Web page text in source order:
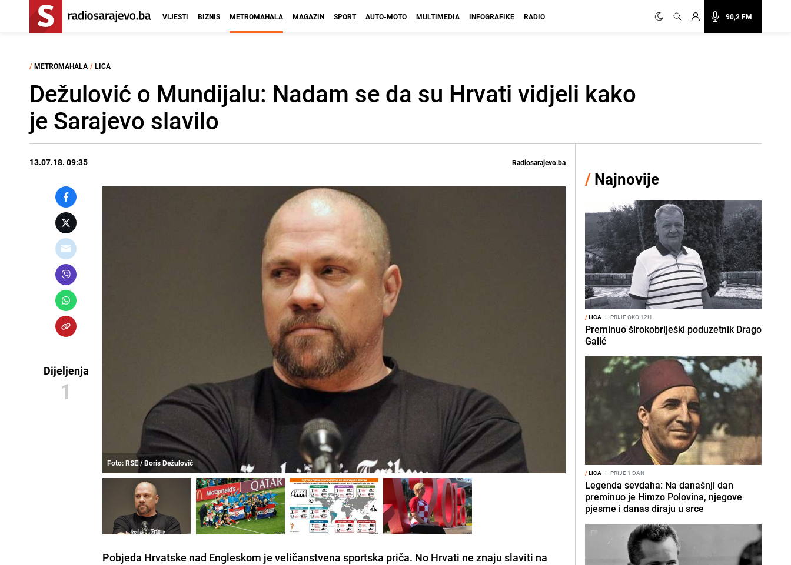
90,2 FM
VIJESTI BIZNIS METROMAHALA MAGAZIN SPORT AUTO-MOTO MULTIMEDIA INFOGRAFIKE RADIO
/ METROMAHALA / LICA
Dežulović o Mundijalu: Nadam se da su Hrvati vidjeli kako
je Sarajevo slavilo
13.07.18. 09:35 Radiosarajevo.ba
Dijeljenja
1
Foto: RSE / Boris Dežulović
Pobjeda Hrvatske nad Engleskom je veličanstvena sportska priča. No Hrvati ne znaju slaviti na
/ Najnovije
/LICA I PRIJE OKO 12H
Preminuo širokobriješki poduzetnik Drago
Galić
/LICA I PRIJE 1 DAN
Legenda sevdaha: Na današnji dan
preminuo je Himzo Polovina, njegove
pjesme i danas diraju u srce